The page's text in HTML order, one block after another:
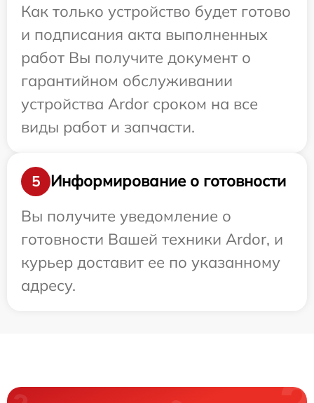
Как только устройство будет готово
и подписания акта выполненных
работ Вы получите документ о
гарантийном обслуживании
устройства Ardor сроком на все
виды работ и запчасти.
5
Информирование о готовности
Вы получите уведомление о
готовности Вашей техники Ardor, и
курьер доставит ее по указанному
адресу.